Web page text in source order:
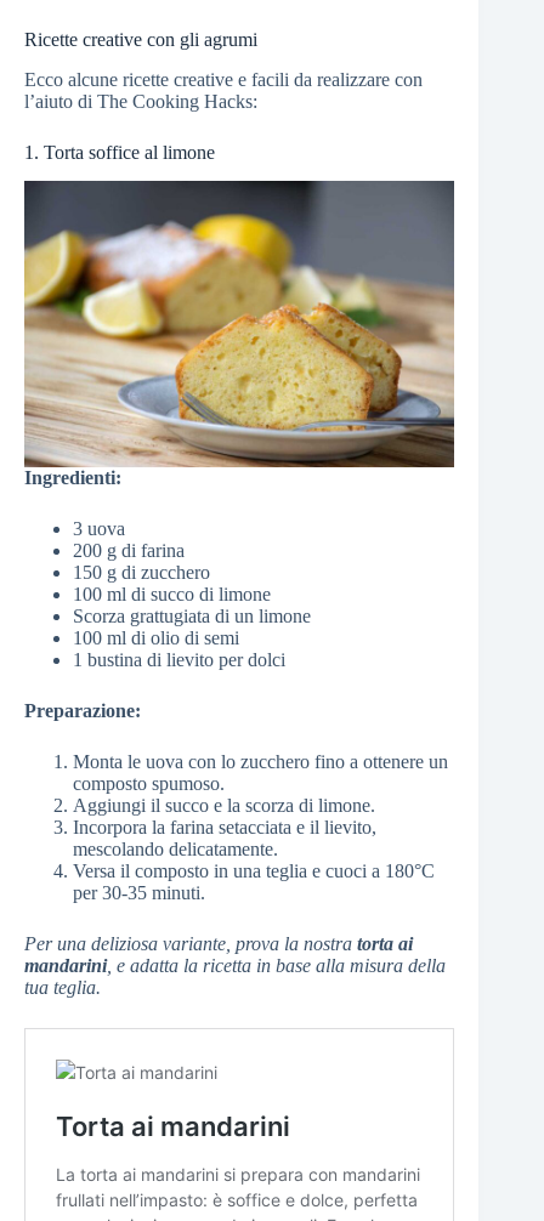
Ricette creative con gli agrumi
Ecco alcune ricette creative e facili da realizzare con
l’aiuto di The Cooking Hacks:
1. Torta soffice al limone
Ingredienti:
3 uova
200 g di farina
150 g di zucchero
100 ml di succo di limone
Scorza grattugiata di un limone
100 ml di olio di semi
1 bustina di lievito per dolci
Preparazione:
Monta le uova con lo zucchero fino a ottenere un
composto spumoso.
Aggiungi il succo e la scorza di limone.
Incorpora la farina setacciata e il lievito,
mescolando delicatamente.
Versa il composto in una teglia e cuoci a 180°C
per 30-35 minuti.
Per una deliziosa variante, prova la nostra torta ai
mandarini, e adatta la ricetta in base alla misura della
tua teglia.